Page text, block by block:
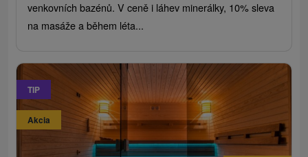
venkovních bazénů. V ceně i láhev minerálky, 10% sleva
na masáže a během léta...
TIP
Akcia